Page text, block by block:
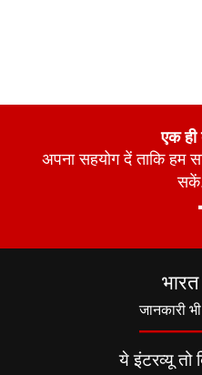
एक ही
अपना सहयोग दें ताकि हम
भारत
जानकारी
ये इंटरव्यू